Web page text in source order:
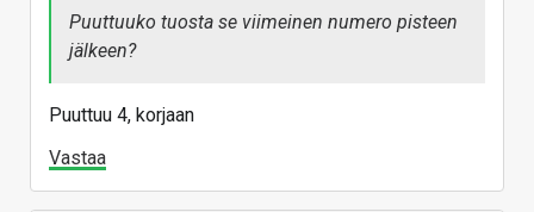
Puuttuuko tuosta se viimeinen numero pisteen
jälkeen?
Puuttuu 4, korjaan
Vastaa